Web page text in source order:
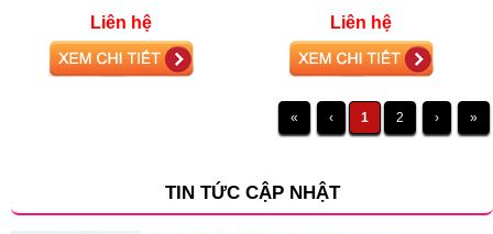
Liên hệ
RETINOL + V
Liên hệ
« ‹ 1 2 › »
TIN TỨC CẬP NHẬT